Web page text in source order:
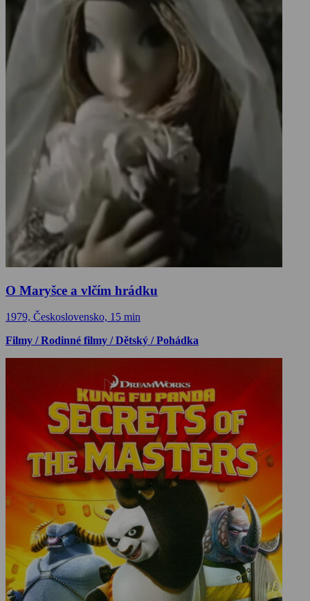
O Maryšce a vlčím hrádku
1979, Československo, 15 min
Filmy / Rodinné filmy / Dětský / Pohádka